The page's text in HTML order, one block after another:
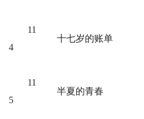
11
4
十七岁的账单
11
5
半夏的青春